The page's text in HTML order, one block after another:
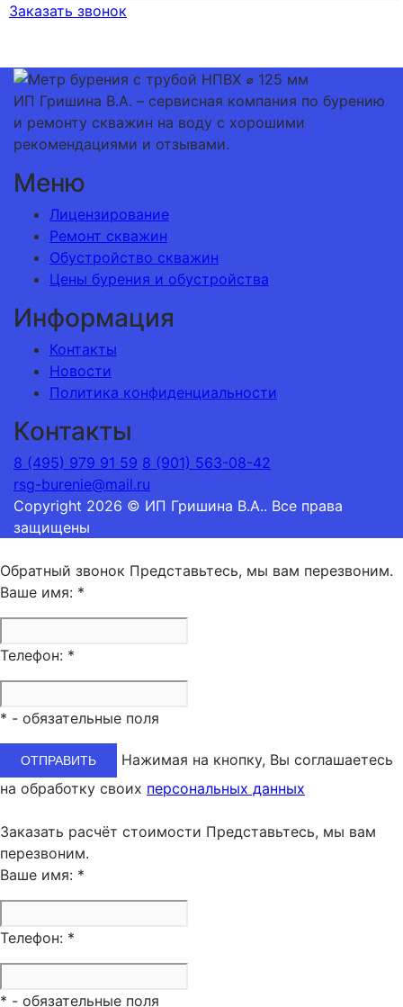
Заказать звонок
ИП Гришина В.А. – сервисная компания по бурению
и ремонту скважин на воду с хорошими
рекомендациями и отзывами.
Меню
Лицензирование
Ремонт скважин
Обустройство скважин
Цены бурения и обустройства
Информация
Контакты
Новости
Политика конфиденциальности
Контакты
8 (495) 979 91 59 8 (901) 563-08-42
rsg-burenie@mail.ru
Copyright 2026 © ИП Гришина В.А.. Все права
защищены
Обратный звонок Представьтесь, мы вам перезвоним.
Ваше имя: *
Телефон: *
* - обязательные поля
Нажимая на кнопку, Вы соглашаетесь
на обработку своих персональных данных
Заказать расчёт стоимости Представьтесь, мы вам
перезвоним.
Ваше имя: *
Телефон: *
* - обязательные поля